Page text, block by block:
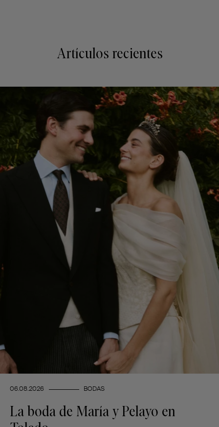
Artículos recientes
06.08.2026 BODAS
La boda de María y Pelayo en